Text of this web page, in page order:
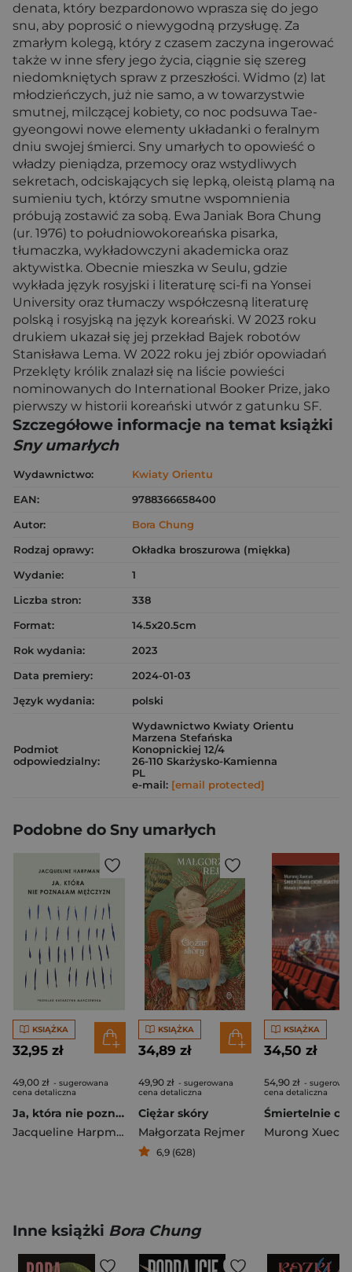
denata, który bezpardonowo wprasza się do jego
snu, aby poprosić o niewygodną przysługę. Za
zmarłym kolegą, który z czasem zaczyna ingerować
także w inne sfery jego życia, ciągnie się szereg
niedomkniętych spraw z przeszłości. Widmo (z) lat
młodzieńczych, już nie samo, a w towarzystwie
smutnej, milczącej kobiety, co noc podsuwa Tae-
gyeongowi nowe elementy układanki o feralnym
dniu swojej śmierci. Sny umarłych to opowieść o
władzy pieniądza, przemocy oraz wstydliwych
sekretach, odciskających się lepką, oleistą plamą na
sumieniu tych, którzy smutne wspomnienia
próbują zostawić za sobą. Ewa Janiak Bora Chung
(ur. 1976) to południowokoreańska pisarka,
tłumaczka, wykładowczyni akademicka oraz
aktywistka. Obecnie mieszka w Seulu, gdzie
wykłada język rosyjski i literaturę sci-fi na Yonsei
University oraz tłumaczy współczesną literaturę
polską i rosyjską na język koreański. W 2023 roku
drukiem ukazał się jej przekład Bajek robotów
Stanisława Lema. W 2022 roku jej zbiór opowiadań
Przeklęty królik znalazł się na liście powieści
nominowanych do International Booker Prize, jako
pierwszy w historii koreański utwór z gatunku SF.
Szczegółowe informacje na temat książki
Sny umarłych
Wydawnictwo:
Kwiaty Orientu
EAN:
9788366658400
Autor:
Bora Chung
Rodzaj oprawy:
Okładka broszurowa (miękka)
Wydanie:
1
Liczba stron:
338
Format:
14.5x20.5cm
Rok wydania:
2023
Data premiery:
2024-01-03
Język wydania:
polski
Podmiot
odpowiedzialny:
Wydawnictwo Kwiaty Orientu
Marzena Stefańska
Konopnickiej 12/4
26-110 Skarżysko-Kamienna
PL
e-mail: [email protected]
Podobne do Sny umarłych
KSIĄŻKA
32,95 zł
49,00 zł - sugerowana
cena detaliczna
Ja, która nie poznałam mężczyzn
Jacqueline Harpman
KSIĄŻKA
34,89 zł
49,90 zł - sugerowana
cena detaliczna
Ciężar skóry
Małgorzata Rejmer
6,9 (628)
KSIĄŻKA
34,50 zł
54,90 zł -
cena detaliczna
Murong
Inne książki Bora Chung